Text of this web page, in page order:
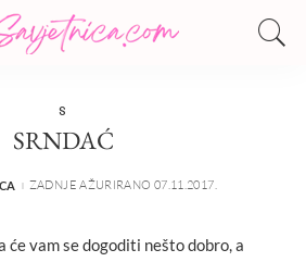
S
SRNDAĆ
ZADNJE AŽURIRANO 07.11.2017.
će vam se dogoditi nešto dobro, a